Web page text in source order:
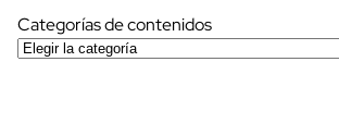
Categorías de contenidos